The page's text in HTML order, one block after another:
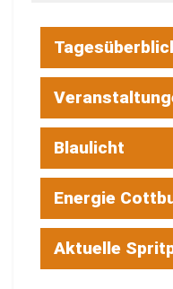
Blaulicht
Energie
Aktuelle